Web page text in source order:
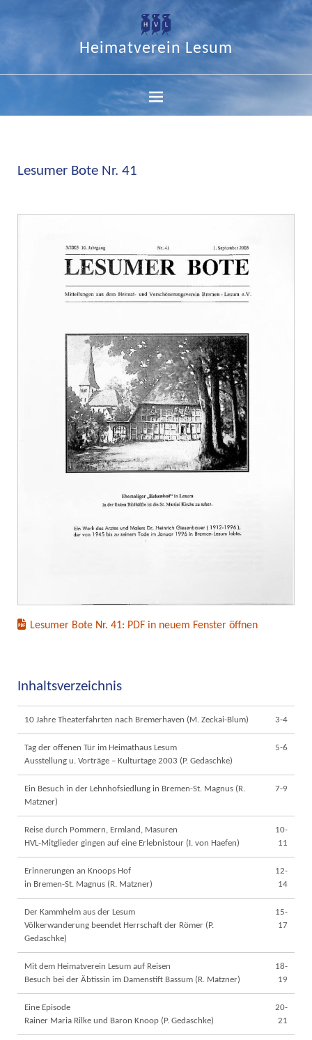
Heimatverein Lesum
Lesumer Bote Nr. 41
Lesumer Bote Nr. 41: PDF in neuem Fenster öffnen
Inhaltsverzeichnis
10 Jahre Theaterfahrten nach Bremerhaven (M. Zeckai-Blum) 3-4
Tag der offenen Tür im Heimathaus Lesum
Ausstellung u. Vorträge – Kulturtage 2003 (P. Gedaschke)
5-6
Ein Besuch in der Lehnhofsiedlung in Bremen-St. Magnus (R.
Matzner)
7-9
Reise durch Pommern, Ermland, Masuren
HVL-Mitglieder gingen auf eine Erlebnistour (I. von Haefen)
10-
11
Erinnerungen an Knoops Hof
in Bremen-St. Magnus (R. Matzner)
12-
14
Der Kammhelm aus der Lesum
Völkerwanderung beendet Herrschaft der Römer (P.
Gedaschke)
15-
17
Mit dem Heimatverein Lesum auf Reisen
Besuch bei der Äbtissin im Damenstift Bassum (R. Matzner)
18-
19
Eine Episode
Rainer Maria Rilke und Baron Knoop (P. Gedaschke)
20-
21